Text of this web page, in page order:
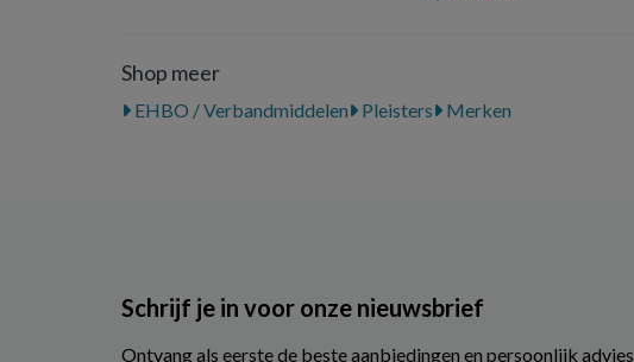
Shop meer
EHBO / Verbandmiddelen Pleisters Merken
Schrijf je in voor onze nieuwsbrief
Ontvang als eerste de beste aanbiedingen en persoonlijk advies